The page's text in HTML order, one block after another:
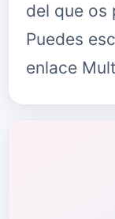
del que os
Puedes
enlace